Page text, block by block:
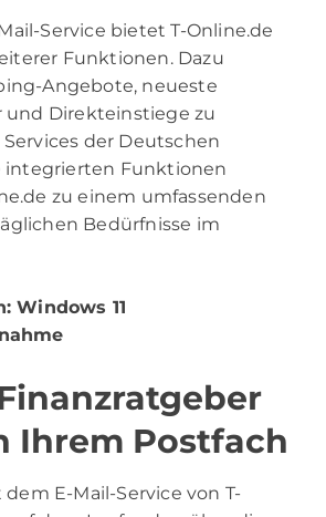
Service bietet T-Online.de
Funktionen. Dazu
Angebote, neueste
und Direkteinstiege zu
der Deutschen
integrierten Funktionen
zu einem umfassenden
Bedürfnisse im
Windows 11
Ihrem Postfach
E-Mail-Service von T-